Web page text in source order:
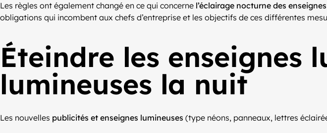
Les règles ont également changé en ce qui concerne l’éclairage nocturne des
obligations qui incombent aux chefs d’entreprise et les objectifs de ces différentes
Éteindre les enseignes
lumineuses la nuit
Les nouvelles publicités et enseignes lumineuses (type néons, panneaux, lettres